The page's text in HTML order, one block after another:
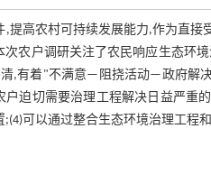
提高农村可持续发展能力,作为直
农户调研关注了农民响应生态环
,有着"不满意—阻挠活动—政府解
迫切需要治理工程解决日益严
可以通过整合生态环境治理工程